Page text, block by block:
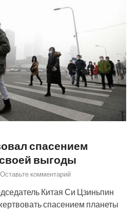
спасением
выгоды
Оставьте комментарий
Китая Си Цзиньпин
спасением планеты